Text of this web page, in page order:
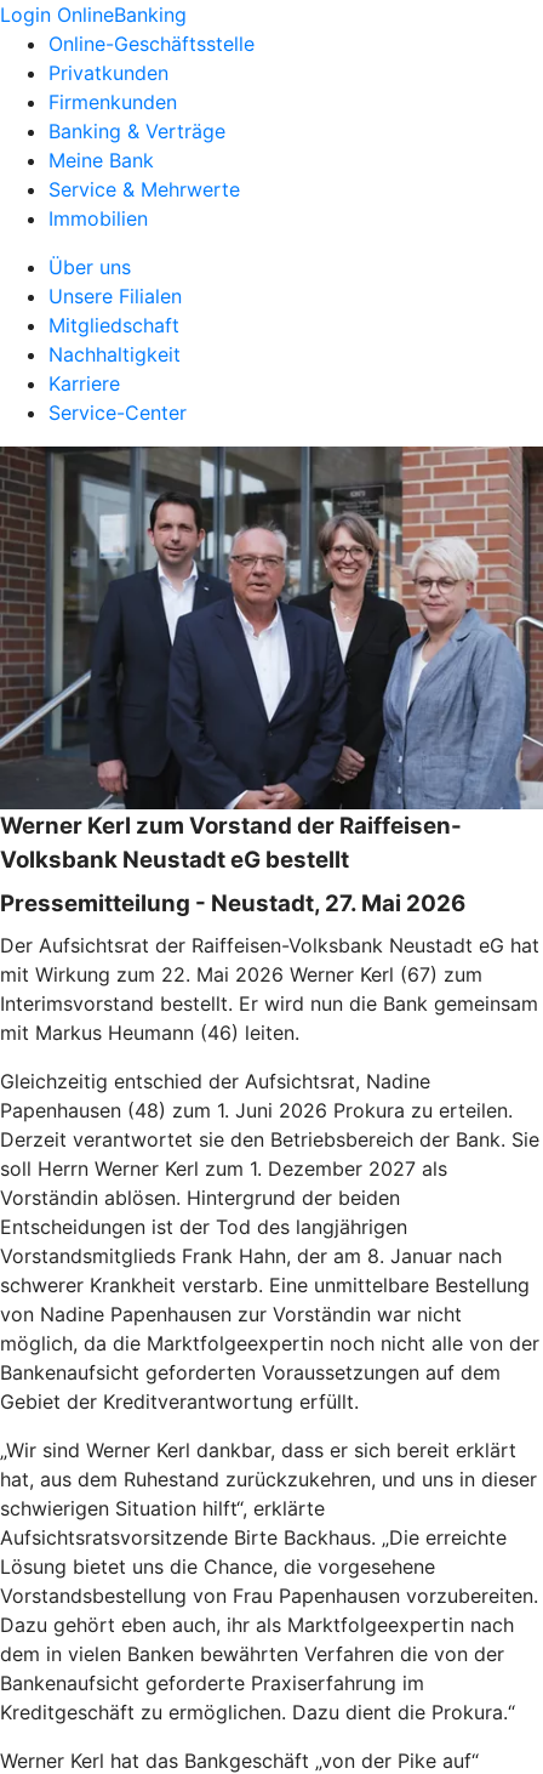
Login OnlineBanking
Online-Geschäftsstelle
Privatkunden
Firmenkunden
Banking & Verträge
Meine Bank
Service & Mehrwerte
Immobilien
Über uns
Unsere Filialen
Mitgliedschaft
Nachhaltigkeit
Karriere
Service-Center
Werner Kerl zum Vorstand der Raiffeisen-
Volksbank Neustadt eG bestellt
Pressemitteilung - Neustadt, 27. Mai 2026
Der Aufsichtsrat der Raiffeisen-Volksbank Neustadt eG hat
mit Wirkung zum 22. Mai 2026 Werner Kerl (67) zum
Interimsvorstand bestellt. Er wird nun die Bank gemeinsam
mit Markus Heumann (46) leiten.
Gleichzeitig entschied der Aufsichtsrat, Nadine
Papenhausen (48) zum 1. Juni 2026 Prokura zu erteilen.
Derzeit verantwortet sie den Betriebsbereich der Bank. Sie
soll Herrn Werner Kerl zum 1. Dezember 2027 als
Vorständin ablösen. Hintergrund der beiden
Entscheidungen ist der Tod des langjährigen
Vorstandsmitglieds Frank Hahn, der am 8. Januar nach
schwerer Krankheit verstarb. Eine unmittelbare Bestellung
von Nadine Papenhausen zur Vorständin war nicht
möglich, da die Marktfolgeexpertin noch nicht alle von der
Bankenaufsicht geforderten Voraussetzungen auf dem
Gebiet der Kreditverantwortung erfüllt.
„Wir sind Werner Kerl dankbar, dass er sich bereit erklärt
hat, aus dem Ruhestand zurückzukehren, und uns in dieser
schwierigen Situation hilft“, erklärte
Aufsichtsratsvorsitzende Birte Backhaus. „Die erreichte
Lösung bietet uns die Chance, die vorgesehene
Vorstandsbestellung von Frau Papenhausen vorzubereiten.
Dazu gehört eben auch, ihr als Marktfolgeexpertin nach
dem in vielen Banken bewährten Verfahren die von der
Bankenaufsicht geforderte Praxiserfahrung im
Kreditgeschäft zu ermöglichen. Dazu dient die Prokura.“
Werner Kerl hat das Bankgeschäft „von der Pike auf“